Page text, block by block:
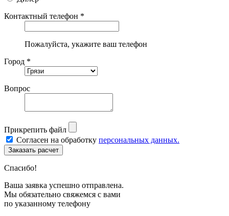
Контактный телефон *
Пожалуйста, укажите ваш телефон
Город *
Вопрос
Прикрепить файл
Согласен на обработку персональных данных.
Спасибо!
Ваша заявка успешно отправлена.
Мы обязательно свяжемся с вами
по указанному телефону